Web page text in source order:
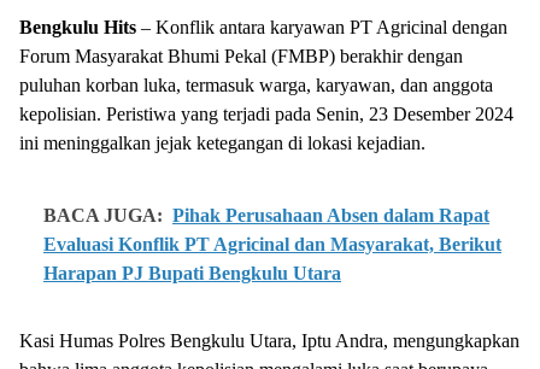
Bengkulu Hits – Konflik antara karyawan PT Agricinal dengan
Forum Masyarakat Bhumi Pekal (FMBP) berakhir dengan
puluhan korban luka, termasuk warga, karyawan, dan anggota
kepolisian. Peristiwa yang terjadi pada Senin, 23 Desember 2024
ini meninggalkan jejak ketegangan di lokasi kejadian.
BACA JUGA: Pihak Perusahaan Absen dalam Rapat
Evaluasi Konflik PT Agricinal dan Masyarakat, Berikut
Harapan PJ Bupati Bengkulu Utara
Kasi Humas Polres Bengkulu Utara, Iptu Andra, mengungkapkan